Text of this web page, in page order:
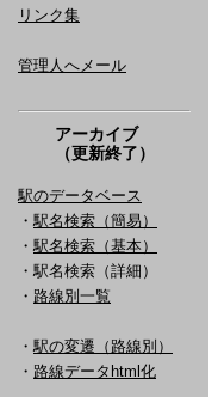
リンク集
管理人へメール
アーカイブ
（更新終了）
駅のデータベース
・ 駅名検索（簡易）
・ 駅名検索（基本）
・駅名検索（詳細）
・ 路線別一覧
・ 駅の変遷（路線別）
・ 路線データhtml化